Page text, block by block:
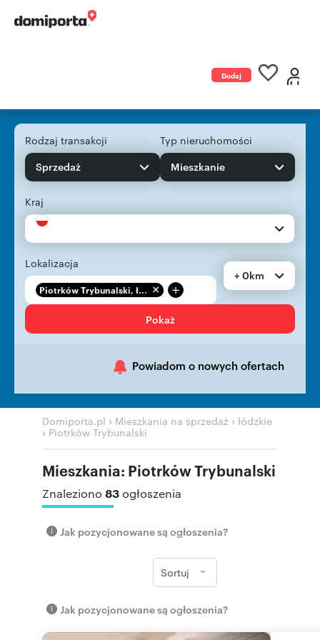
Dodaj
Rodzaj transakcji
Sprzedaż
Typ nieruchomości
Mieszkanie
Kraj
Lokalizacja
Piotrków Trybunalski, ł... +
+ 0km
Pokaż
Powiadom o nowych ofertach
Domiporta.pl › Mieszkania na sprzedaż › łódzkie
› Piotrków Trybunalski
Mieszkania: Piotrków Trybunalski
Znaleziono 83ogłoszenia
Jak pozycjonowane są ogłoszenia?
Sortuj
Jak pozycjonowane są ogłoszenia?